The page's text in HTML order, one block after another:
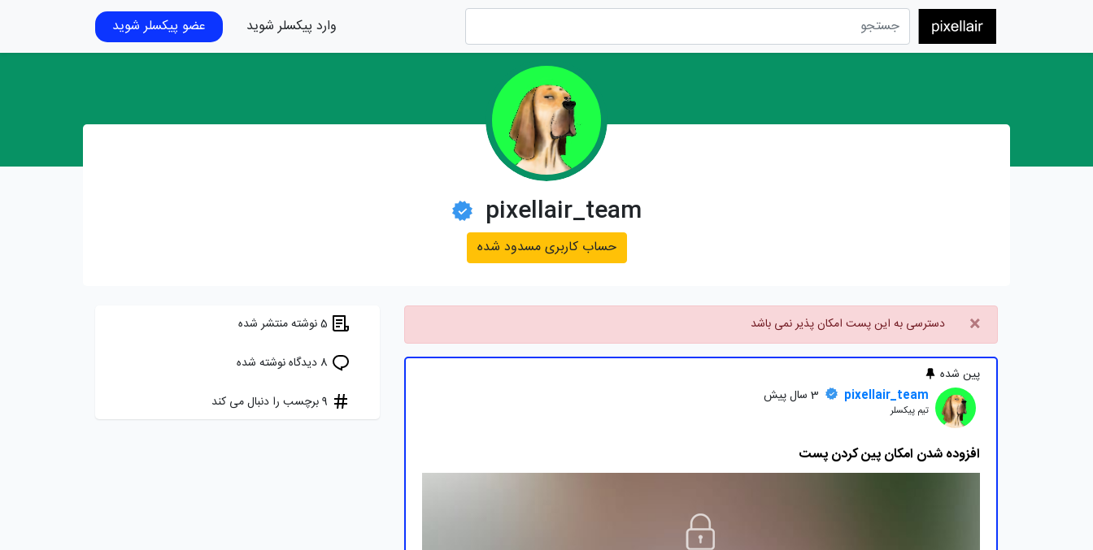
وارد پیکسلر شوید عضو پیکسلر شوید
pixellair_team
حساب کاربری مسدود شده
× دسترسی به این پست امکان پذیر نمی باشد
پین شده
pixellair_team
3 سال پیش
تیم پیکسلر
افزوده شدن امکان پین کردن پست